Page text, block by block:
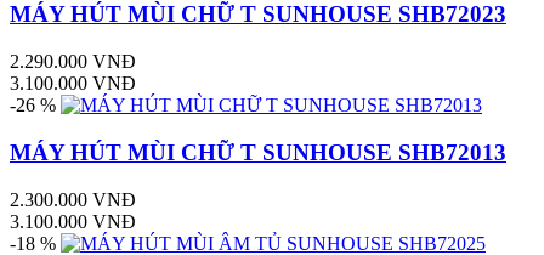
MÁY HÚT MÙI CHỮ T SUNHOUSE SHB72023
2.290.000 VNĐ
3.100.000 VNĐ
-26 %
MÁY HÚT MÙI CHỮ T SUNHOUSE SHB72013
2.300.000 VNĐ
3.100.000 VNĐ
-18 %